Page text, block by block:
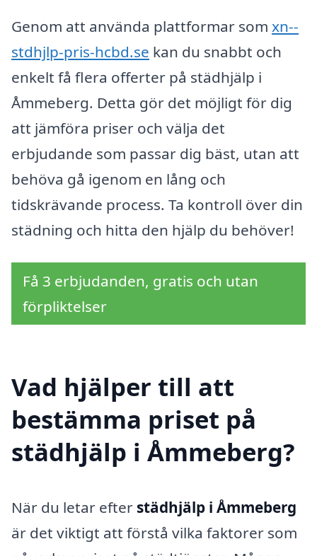
Genom att använda plattformar som xn--
stdhjlp-pris-hcbd.se kan du snabbt och
enkelt få flera offerter på städhjälp i
Åmmeberg. Detta gör det möjligt för dig
att jämföra priser och välja det
erbjudande som passar dig bäst, utan att
behöva gå igenom en lång och
tidskrävande process. Ta kontroll över din
städning och hitta den hjälp du behöver!
Få 3 erbjudanden, gratis och utan
förpliktelser
Vad hjälper till att
bestämma priset på
städhjälp i Åmmeberg?
När du letar efter städhjälp i Åmmeberg
är det viktigt att förstå vilka faktorer som